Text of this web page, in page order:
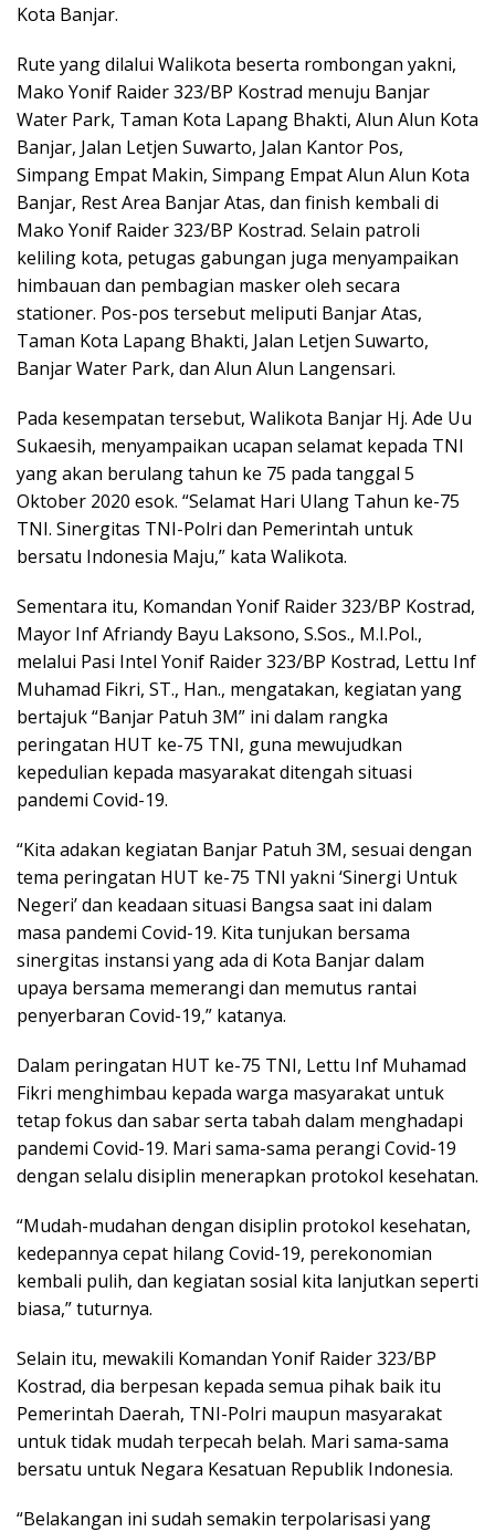
Kota Banjar.
Rute yang dilalui Walikota beserta rombongan yakni,
Mako Yonif Raider 323/BP Kostrad menuju Banjar
Water Park, Taman Kota Lapang Bhakti, Alun Alun Kota
Banjar, Jalan Letjen Suwarto, Jalan Kantor Pos,
Simpang Empat Makin, Simpang Empat Alun Alun Kota
Banjar, Rest Area Banjar Atas, dan finish kembali di
Mako Yonif Raider 323/BP Kostrad. Selain patroli
keliling kota, petugas gabungan juga menyampaikan
himbauan dan pembagian masker oleh secara
stationer. Pos-pos tersebut meliputi Banjar Atas,
Taman Kota Lapang Bhakti, Jalan Letjen Suwarto,
Banjar Water Park, dan Alun Alun Langensari.
Pada kesempatan tersebut, Walikota Banjar Hj. Ade Uu
Sukaesih, menyampaikan ucapan selamat kepada TNI
yang akan berulang tahun ke 75 pada tanggal 5
Oktober 2020 esok. “Selamat Hari Ulang Tahun ke-75
TNI. Sinergitas TNI-Polri dan Pemerintah untuk
bersatu Indonesia Maju,” kata Walikota.
Sementara itu, Komandan Yonif Raider 323/BP Kostrad,
Mayor Inf Afriandy Bayu Laksono, S.Sos., M.I.Pol.,
melalui Pasi Intel Yonif Raider 323/BP Kostrad, Lettu Inf
Muhamad Fikri, ST., Han., mengatakan, kegiatan yang
bertajuk “Banjar Patuh 3M” ini dalam rangka
peringatan HUT ke-75 TNI, guna mewujudkan
kepedulian kepada masyarakat ditengah situasi
pandemi Covid-19.
“Kita adakan kegiatan Banjar Patuh 3M, sesuai dengan
tema peringatan HUT ke-75 TNI yakni ‘Sinergi Untuk
Negeri’ dan keadaan situasi Bangsa saat ini dalam
masa pandemi Covid-19. Kita tunjukan bersama
sinergitas instansi yang ada di Kota Banjar dalam
upaya bersama memerangi dan memutus rantai
penyerbaran Covid-19,” katanya.
Dalam peringatan HUT ke-75 TNI, Lettu Inf Muhamad
Fikri menghimbau kepada warga masyarakat untuk
tetap fokus dan sabar serta tabah dalam menghadapi
pandemi Covid-19. Mari sama-sama perangi Covid-19
dengan selalu disiplin menerapkan protokol kesehatan.
“Mudah-mudahan dengan disiplin protokol kesehatan,
kedepannya cepat hilang Covid-19, perekonomian
kembali pulih, dan kegiatan sosial kita lanjutkan seperti
biasa,” tuturnya.
Selain itu, mewakili Komandan Yonif Raider 323/BP
Kostrad, dia berpesan kepada semua pihak baik itu
Pemerintah Daerah, TNI-Polri maupun masyarakat
untuk tidak mudah terpecah belah. Mari sama-sama
bersatu untuk Negara Kesatuan Republik Indonesia.
“Belakangan ini sudah semakin terpolarisasi yang